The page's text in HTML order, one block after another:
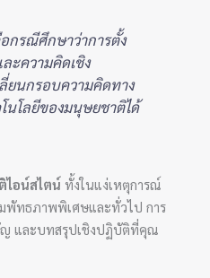
กรณีศึกษาว่าการตั้ง
ะความคิดเชิง
ยนกรอบความคิดทาง
นโลยีของมนุษยชาติได้
ไอน์สไตน์ ทั้งในแง่เหตุการณ์
พัทธภาพพิเศษและทั่วไป การ
ญ และบทสรุปเชิงปฏิบัติที่คุณ